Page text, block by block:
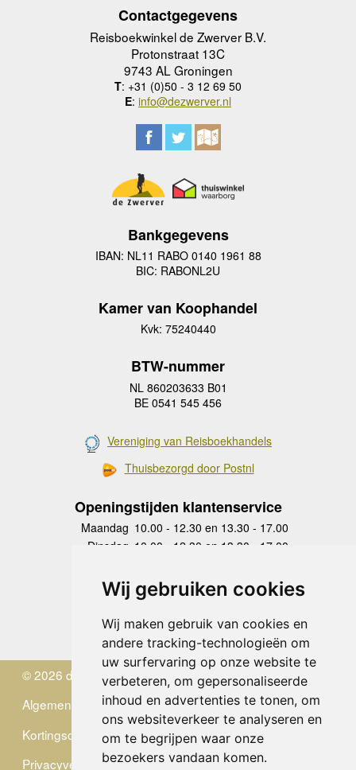
Wij gebruiken cookies
Wij maken gebruik van cookies en
andere tracking-technologieën om
uw surfervaring op onze website te
verbeteren, om gepersonaliseerde
inhoud en advertenties te tonen, om
ons websiteverkeer te analyseren en
om te begrijpen waar onze
bezoekers vandaan komen.
Contactgegevens
Reisboekwinkel de Zwerver B.V.
Protonstraat 13C
9743 AL Groningen
T: +31 (0)50 - 3 12 69 50
E: info@dezwerver.nl
Bankgegevens
IBAN: NL11 RABO 0140 1961 88
BIC: RABONL2U
Kamer van Koophandel
Kvk: 75240440
BTW-nummer
NL 860203633 B01
BE 0541 545 456
Vereniging van Reisboekhandels
Thuisbezorgd door Postnl
Openingstijden klantenservice
Maandag 10.00 - 12.30 en 13.30 - 17.00
Dinsdag 10.00 - 12.30 en 13.30 - 17.00
Donderdag
10.00 - 12.30 en 13.30 - 17.00
Vrijdag 10.00 - 12.30 en 13.30 - 17.00
Zaterdag
gesloten
Zondag gesloten
© 2026 de Zwerver
Algemene Voorwaarden
Kortingscode
Privacyverklaring